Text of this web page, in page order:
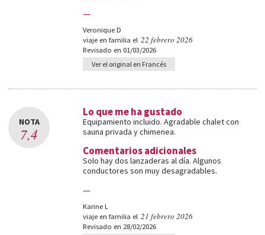
—
Veronique D
viaje en familia el 22 febrero 2026
Revisado en 01/03/2026
Ver el original en Francés
NOTA
7,4
Lo que me ha gustado
Equipamiento incluido. Agradable chalet con
sauna privada y chimenea.
Comentarios adicionales
Solo hay dos lanzaderas al día. Algunos
conductores son muy desagradables.
—
Karine L
viaje en familia el 21 febrero 2026
Revisado en 28/02/2026